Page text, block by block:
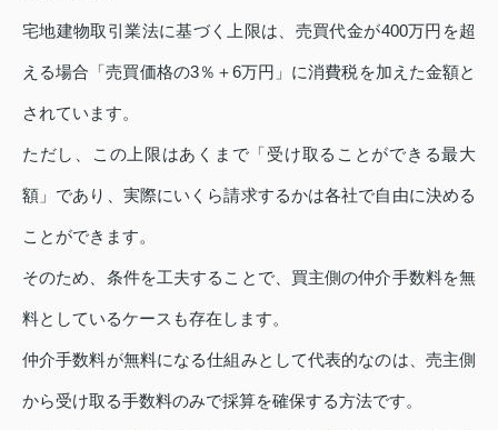
宅地建物取引業法に基づく上限は、売買代金が400万円を超
える場合「売買価格の3％＋6万円」に消費税を加えた金額と
されています。
ただし、この上限はあくまで「受け取ることができる最大
額」であり、実際にいくら請求するかは各社で自由に決める
ことができます。
そのため、条件を工夫することで、買主側の仲介手数料を無
料としているケースも存在します。
仲介手数料が無料になる仕組みとして代表的なのは、売主側
から受け取る手数料のみで採算を確保する方法です。